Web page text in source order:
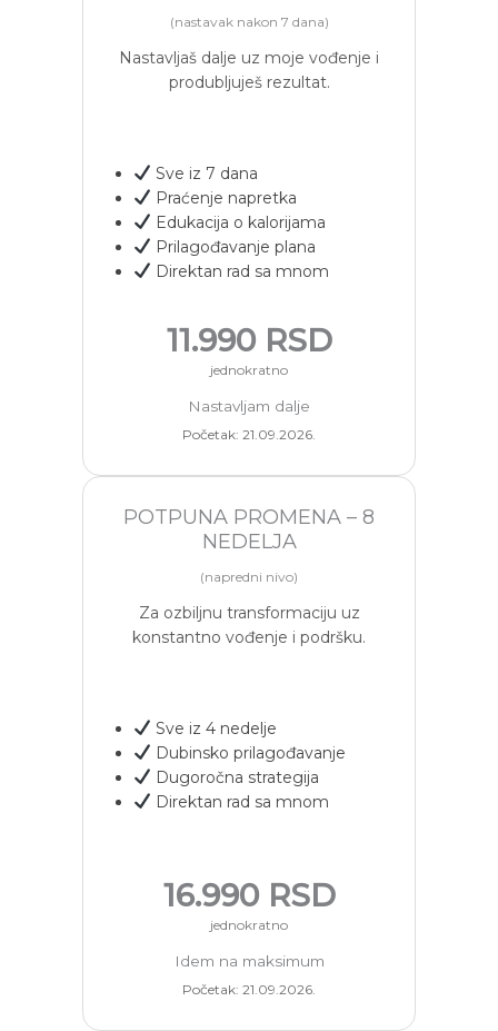
(nastavak nakon 7 dana)
Nastavljaš dalje uz moje vođenje i
produbljuješ rezultat.
Sve iz 7 dana
Praćenje napretka
Edukacija o kalorijama
Prilagođavanje plana
Direktan rad sa mnom
11.990 RSD
jednokratno
Nastavljam dalje
Početak: 21.09.2026.
POTPUNA PROMENA – 8
NEDELJA
(napredni nivo)
Za ozbiljnu transformaciju uz
konstantno vođenje i podršku.
Sve iz 4 nedelje
Dubinsko prilagođavanje
Dugoročna strategija
Direktan rad sa mnom
16.990 RSD
jednokratno
Idem na maksimum
Početak: 21.09.2026.